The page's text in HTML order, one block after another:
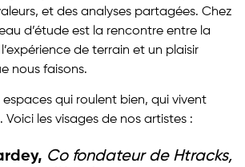
et des analyses partagées. Chez
d’étude est la rencontre entre la
de terrain et un plaisir
nous faisons.
espaces qui roulent bien, qui vivent
Voici les visages de nos artistes :
Co fondateur de Htracks,